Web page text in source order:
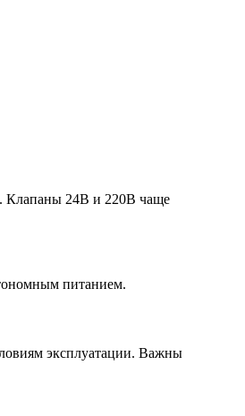
Клапаны 24В и 220В чаще
питанием.
эксплуатации. Важны